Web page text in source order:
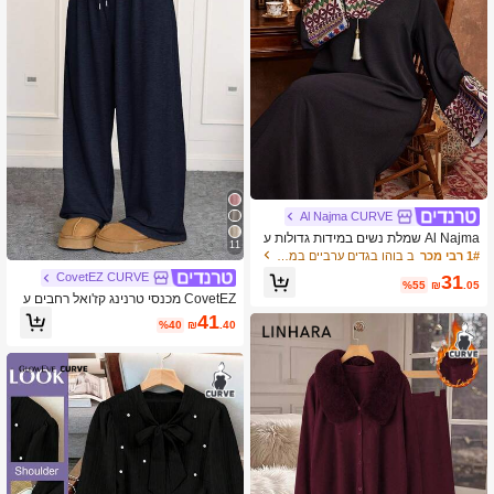
Al Najma CURVE
Al Najma שמלת נשים במידות גדולות ע
ם הדפס רקמה וקשירה
1# רבי מכר
₪31.05
%55
11
CovetEZ CURVE
CovetEZ מכנסי טרנינג קז'ואל רחבים ע
ם שרוך בצבע אחיד לנשים במידות גדולו
ת
₪41.40
%40